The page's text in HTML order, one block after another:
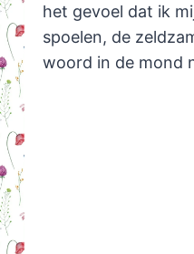
het gevoel dat ik
spoelen, de
woord in de mond